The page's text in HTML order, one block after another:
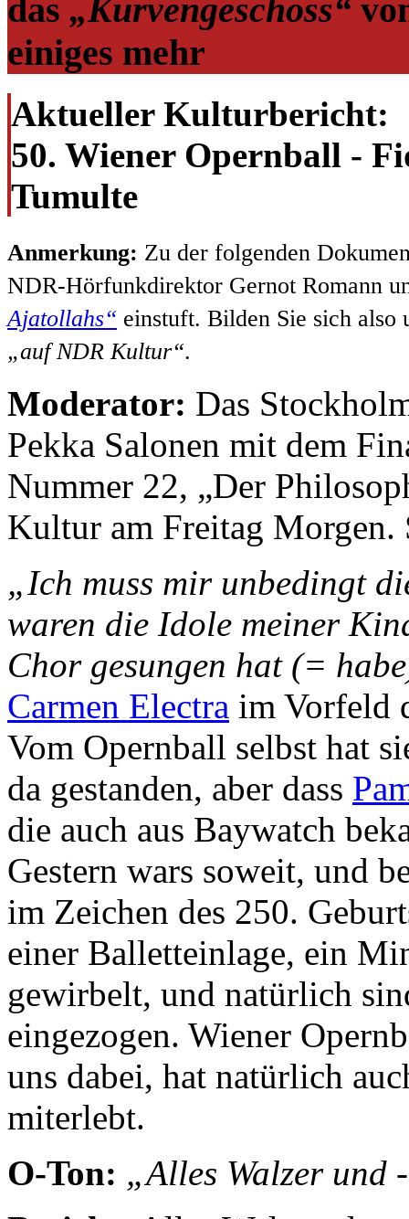
das „Kurvengeschoss“
einiges mehr
Aktueller Kulturbericht:
50. Wiener Opernball -
Tumulte
Anmerkung: Zu der folgenden
NDR-Hörfunkdirektor Gernot Romann
Ajatollahs“ einstuft. Bilden Sie sich
„auf NDR Kultur“.
Moderator: Das
Pekka Salonen mit dem
Nummer 22, „Der
Kultur am Freitag
„Ich muss mir unbedingt
waren die Idole meiner
Chor gesungen hat (=
Carmen Electra im Vorfeld
Vom Opernball selbst hat
da gestanden, aber dass
die auch aus Baywatch
Gestern wars soweit, und
im Zeichen des 250.
einer Balletteinlage, ein
gewirbelt, und natürlich
eingezogen. Wiener
uns dabei, hat natürlich
miterlebt.
O-Ton: „Alles Walzer und